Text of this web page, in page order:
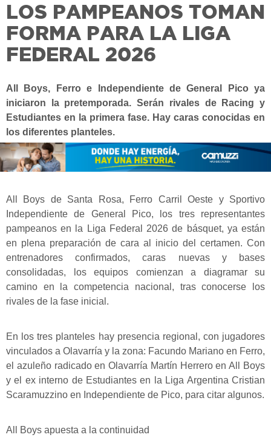
LOS PAMPEANOS TOMAN
FORMA PARA LA LIGA
FEDERAL 2026
All Boys, Ferro e Independiente de General Pico ya
iniciaron la pretemporada. Serán rivales de Racing y
Estudiantes en la primera fase. Hay caras conocidas en
los diferentes planteles.
All Boys de Santa Rosa, Ferro Carril Oeste y Sportivo
Independiente de General Pico, los tres representantes
pampeanos en la Liga Federal 2026 de básquet, ya están
en plena preparación de cara al inicio del certamen. Con
entrenadores confirmados, caras nuevas y bases
consolidadas, los equipos comienzan a diagramar su
camino en la competencia nacional, tras conocerse los
rivales de la fase inicial.
En los tres planteles hay presencia regional, con jugadores
vinculados a Olavarría y la zona: Facundo Mariano en Ferro,
el azuleño radicado en Olavarría Martín Herrero en All Boys
y el ex interno de Estudiantes en la Liga Argentina Cristian
Scaramuzzino en Independiente de Pico, para citar algunos.
All Boys apuesta a la continuidad